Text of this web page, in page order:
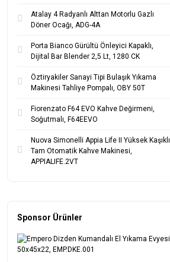
Atalay 4 Radyanlı Alttan Motorlu Gazlı
Döner Ocağı, ADG-4A
Porta Bianco Gürültü Önleyici Kapaklı,
Dijital Bar Blender 2,5 Lt, 1280 CK
Öztiryakiler Sanayi Tipi Bulaşık Yıkama
Makinesi Tahliye Pompalı, OBY 50T
Fiorenzato F64 EVO Kahve Değirmeni,
Soğutmalı, F64EEVO
Nuova Simonelli Appia Life II Yüksek Kaşıklı
Tam Otomatik Kahve Makinesi,
APPIALIFE.2VT
Sponsor Ürünler